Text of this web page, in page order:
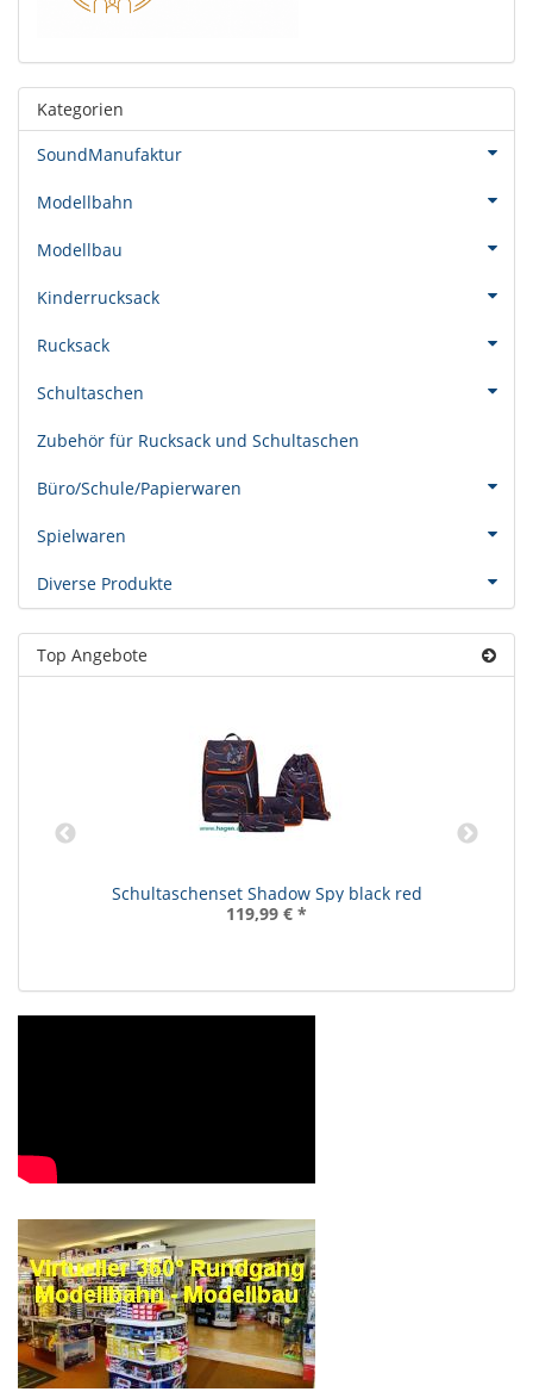
Kategorien
SoundManufaktur
Modellbahn
Modellbau
Kinderrucksack
Rucksack
Schultaschen
Zubehör für Rucksack und Schultaschen
Büro/Schule/Papierwaren
Spielwaren
Diverse Produkte
Top Angebote
Schultaschenset Shadow Spy black red
119,99 € *